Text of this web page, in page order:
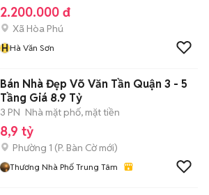
2.200.000 đ
Xã Hòa Phú
HHà Văn Sơn
Bán Nhà Đẹp Võ Văn Tần Quận 3 - 5
Tầng Giá 8.9 Tỷ
3 PN Nhà mặt phố, mặt tiền
8,9 tỷ
Phường 1 (P. Bàn Cờmới)
Thương Nhà Phố Trung Tâm